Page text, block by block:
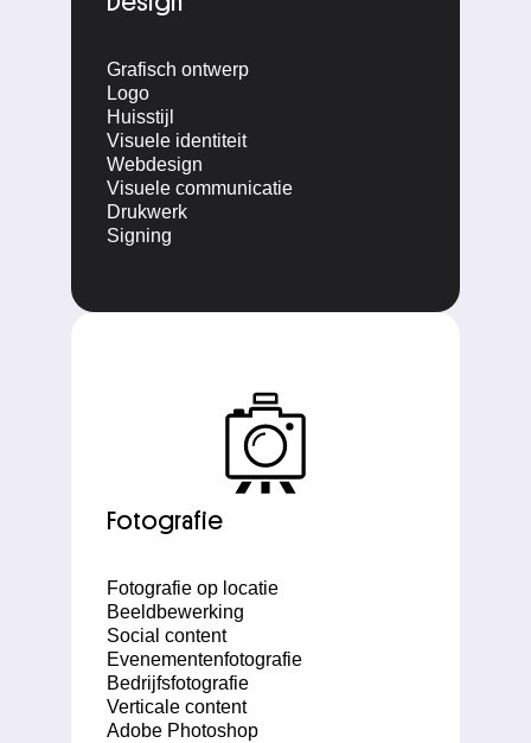
Grafisch ontwerp
Logo
Huisstijl
Visuele identiteit
Webdesign
Visuele communicatie
Drukwerk
Signing
Fotografie
Fotografie op locatie
Beeldbewerking
Social content
Evenementenfotografie
Bedrijfsfotografie
Verticale content
Adobe Photoshop